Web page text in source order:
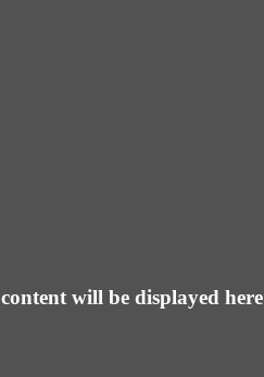
will be displayed here